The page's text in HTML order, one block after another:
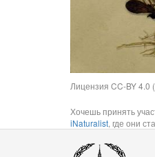
Лицензия CC-BY 4.0
Хочешь принять
iNaturalist, где они